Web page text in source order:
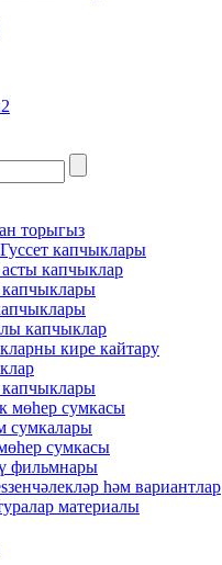
торыгыз
капчыклары
капчыклар
капчыклары
капчыклар
кире кайтару
мөһер сумкасы
сумкалары
сумкасы
фильмнары
һәм вариантлар
материалы